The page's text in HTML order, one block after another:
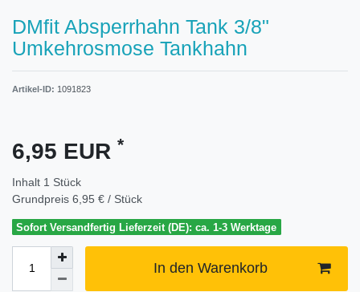
DMfit Absperrhahn Tank 3/8"
Umkehrosmose Tankhahn
Artikel-ID: 1091823
6,95 EUR *
Inhalt 1 Stück
Grundpreis 6,95 € / Stück
Sofort Versandfertig Lieferzeit (DE): ca. 1-3 Werktage
In den Warenkorb